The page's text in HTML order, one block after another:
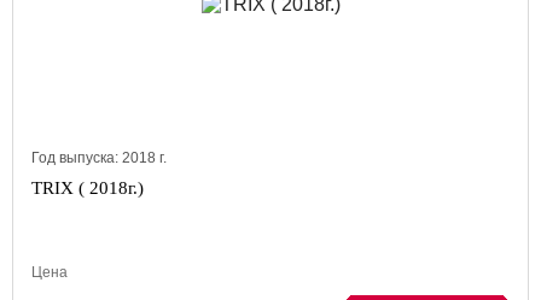
Год выпуска: 2018 г.
TRIX ( 2018г.)
Цена